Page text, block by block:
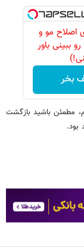
اصلاح مو و
ببینی باور
بخر
مطمئن باشید بازگشت
بود.